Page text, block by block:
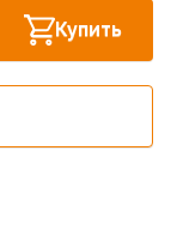
Купить